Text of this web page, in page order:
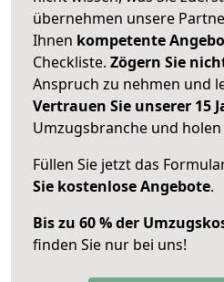
übernehmen unsere
Ihnen kompetente
Checkliste. Zögern Sie
Anspruch zu nehmen und
Vertrauen Sie unserer 15
Umzugsbranche und holen
Füllen Sie jetzt das
Sie kostenlose Angebote.
Bis zu 60 % der
finden Sie nur bei uns!